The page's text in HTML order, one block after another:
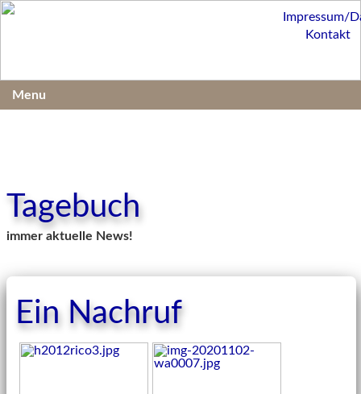
Tagebuch
immer aktuelle News!
Ein Nachruf
Impressum/
Kontakt
Menu